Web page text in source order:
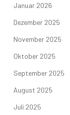
Januar 2026
Dezember 2025
November 2025
Oktober 2025
September 2025
August 2025
Juli 2025